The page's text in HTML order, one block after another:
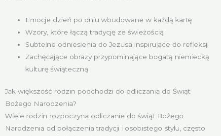
Emocje dzień po dniu wbudowane w każdą kartę
Wzory, które łączą tradycję ze świeżością
Subtelne odniesienia do Jezusa inspirujące do refleksji
Zachęcające obrazy przypominające bogatą niemiecką
kulturę świąteczną
Jak większość rodzin podchodzi do odliczania do Świąt
Bożego Narodzenia?
Wiele rodzin rozpoczyna odliczanie do świąt Bożego
Narodzenia od połączenia tradycji i osobistego stylu, często